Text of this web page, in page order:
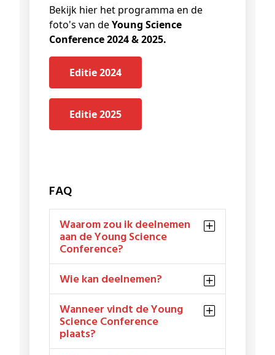
Bekijk hier het programma en de
foto's van deYoung Science
Conference 2024 & 2025.
Editie 2024
Editie 2025
FAQ
Waarom zou ik deelnemen
aan de Young Science
Conference?
Wie kan deelnemen?
Wanneer vindt de Young
Science Conference
plaats?